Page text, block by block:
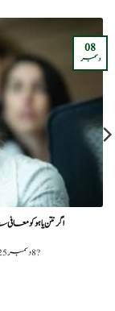
اگر نتن یاہو کو
?️ 8 دسمبر 2025 اگر نتن یاہو کو معافی نہ دی گئی تو ٹرمپ عدلیہ
08
دسمبر